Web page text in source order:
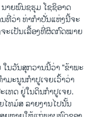
າຍ​ພົນຊ​ຮຸມ ໂຊ​ຊິ​ອາດ
ນທີ່​ວ່າ ທ່າ​ກຳ​ປັ່ນ​ແຫ່ງນີ້​ຈະ​
ະ​ເປັນ​ເລື້ອງ​ທີ່​ຜິດ​ກົດ​ໝາຍ
ນ​ວັນ​ສຸກວານນີ້​ວ່າ “ຂ້າ​ພະ​
ມະ​ນູນ​ກຳ​ປູ​ເຈຍ​ເວົ້າ​ວ່າ
ທດ ຢູ່​ໃນ​ດິນ​ກຳ​ປູ​ເຈຍ.
ທ​ມ໌​ສ ລາຍ​ງານ​ໄປ​ນັ້ນ